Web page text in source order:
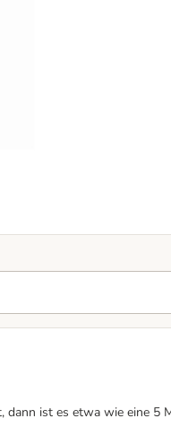
dann ist es etwa wie eine 5